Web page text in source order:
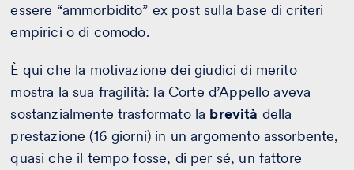
essere “ammorbidito” ex post sulla base di criteri
empirici o di comodo.
È qui che la motivazione dei giudici di merito
mostra la sua fragilità: la Corte d’Appello aveva
sostanzialmente trasformato la brevità della
prestazione (16 giorni) in un argomento assorbente,
quasi che il tempo fosse, di per sé, un fattore